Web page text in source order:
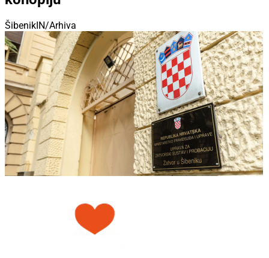
ŠibenikIN/Arhiva